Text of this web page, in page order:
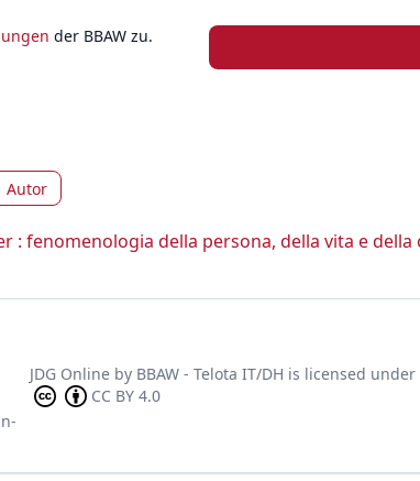
der BBAW zu.
Autor
: fenomenologia della persona, della vita e
JDG Onlineby BBAW - Telota IT/DH is licensed under
CC BY 4.0